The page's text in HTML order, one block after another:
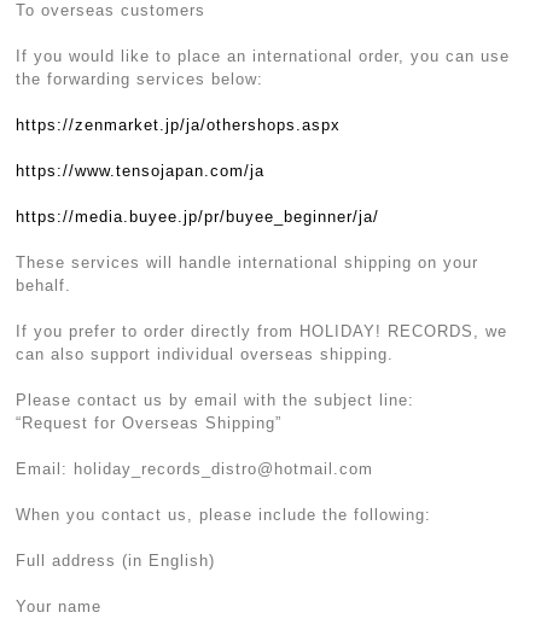
To overseas customers
If you would like to place an international order, you can use
the forwarding services below:
https://zenmarket.jp/ja/othershops.aspx
https://www.tensojapan.com/ja
https://media.buyee.jp/pr/buyee_beginner/ja/
These services will handle international shipping on your
behalf.
If you prefer to order directly from HOLIDAY! RECORDS, we
can also support individual overseas shipping.
Please contact us by email with the subject line:
“Request for Overseas Shipping”
Email: holiday_records_distro@hotmail.com
When you contact us, please include the following:
Full address (in English)
Your name